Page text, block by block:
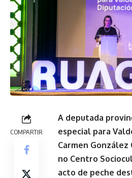
COMPARTIR
A deputada
especial para
Carmen
no Centro
acto de peche